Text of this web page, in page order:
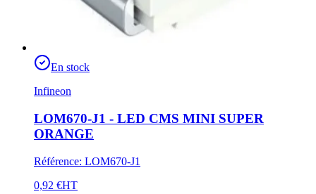
En stock
Infineon
LOM670-J1 - LED CMS MINI SUPER
ORANGE
Référence: LOM670-J1
0,92 €HT